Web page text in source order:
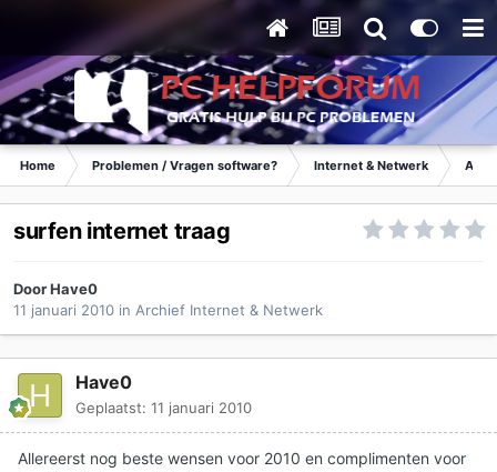
Home Problemen / Vragen software? Internet & Netwerk
surfen internet traag
DoorHave0
11 januari 2010 in Archief Internet & Netwerk
Have0
Geplaatst: 11 januari 2010
Allereerst nog beste wensen voor 2010 en complimenten voor